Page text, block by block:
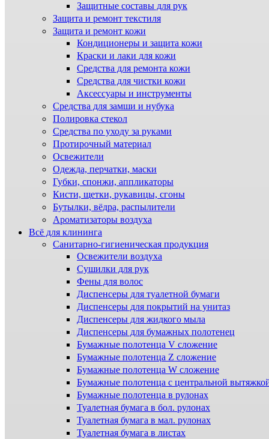
Защитные составы для рук
Защита и ремонт текстиля
Защита и ремонт кожи
Кондиционеры и защита кожи
Краски и лаки для кожи
Средства для ремонта кожи
Средства для чистки кожи
Аксессуары и инструменты
Средства для замши и нубука
Полировка стекол
Средства по уходу за руками
Протирочный материал
Освежители
Одежда, перчатки, маски
Губки, спонжи, аппликаторы
Кисти, щетки, рукавицы, сгоны
Бутылки, вёдра, распылители
Ароматизаторы воздуха
Всё для клининга
Санитарно-гигиеническая продукция
Освежители воздуха
Сушилки для рук
Фены для волос
Диспенсеры для туалетной бумаги
Диспенсеры для покрытий на унитаз
Диспенсеры для жидкого мыла
Диспенсеры для бумажных полотенец
Бумажные полотенца V сложение
Бумажные полотенца Z сложение
Бумажные полотенца W сложение
Бумажные полотенца с центральной
Бумажные полотенца в рулонах
Туалетная бумага в бол. рулонах
Туалетная бумага в мал. рулонах
Туалетная бумага в листах